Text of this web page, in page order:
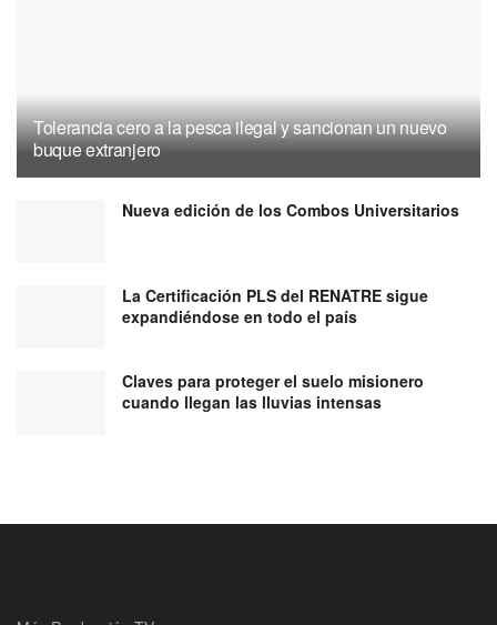
Tolerancia cero a la pesca ilegal y sancionan un nuevo
buque extranjero
Nueva edición de los Combos Universitarios
La Certificación PLS del RENATRE sigue
expandiéndose en todo el país
Claves para proteger el suelo misionero
cuando llegan las lluvias intensas